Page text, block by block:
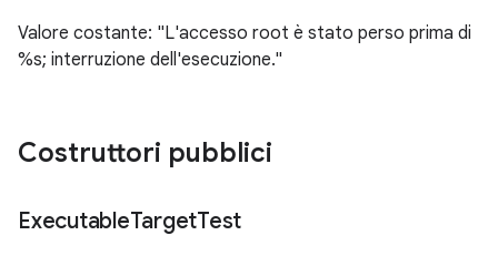
Valore costante: "L'accesso root è stato perso prima di
%s; interruzione dell'esecuzione."
Costruttori pubblici
ExecutableTargetTest